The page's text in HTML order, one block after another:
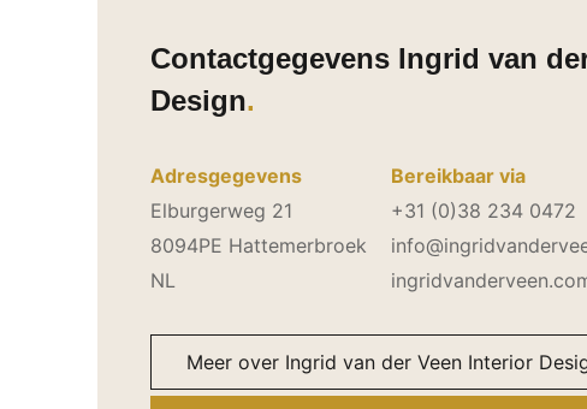
Contactgegevens Ingrid van
Design
Adresgegevens
Elburgerweg 21
8094PE Hattemerbroek
NL
Bereikbaar via
+31 (0)38 234 0472
Meer over Ingrid van der Veen Interior